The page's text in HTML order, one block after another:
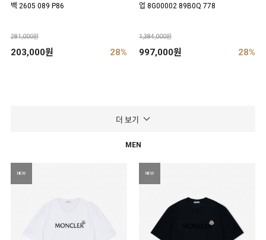
백 2605 089 P86
281,000원
203,000원 28%
업 8G00002 89B0Q 778
1,384,000원
997,000원 28%
더 보기
MEN
NEW NEW